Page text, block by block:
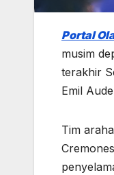
Portal
musim
terakhir
Emil
Tim